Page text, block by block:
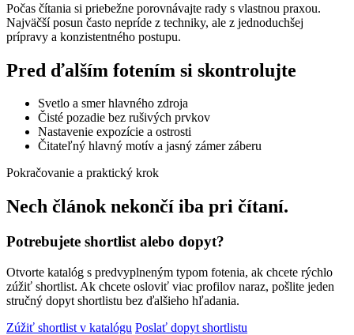
Počas čítania si priebežne porovnávajte rady s vlastnou praxou.
Najväčší posun často nepríde z techniky, ale z jednoduchšej
prípravy a konzistentného postupu.
Pred ďalším fotením si skontrolujte
Svetlo a smer hlavného zdroja
Čisté pozadie bez rušivých prvkov
Nastavenie expozície a ostrosti
Čitateľný hlavný motív a jasný zámer záberu
Pokračovanie a praktický krok
Nech článok nekončí iba pri čítaní.
Potrebujete shortlist alebo dopyt?
Otvorte katalóg s predvyplneným typom fotenia, ak chcete rýchlo
zúžiť shortlist. Ak chcete osloviť viac profilov naraz, pošlite jeden
stručný dopyt shortlistu bez ďalšieho hľadania.
Zúžiť shortlist v katalógu Poslať dopyt shortlistu